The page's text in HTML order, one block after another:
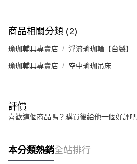
商品相關分類 (2)
瑜珈輔具專賣店 浮流瑜珈輪【台製】
瑜珈輔具專賣店 空中瑜珈吊床
評價
喜歡這個商品嗎？購買後給他一個好評吧
本分類熱銷全站排行